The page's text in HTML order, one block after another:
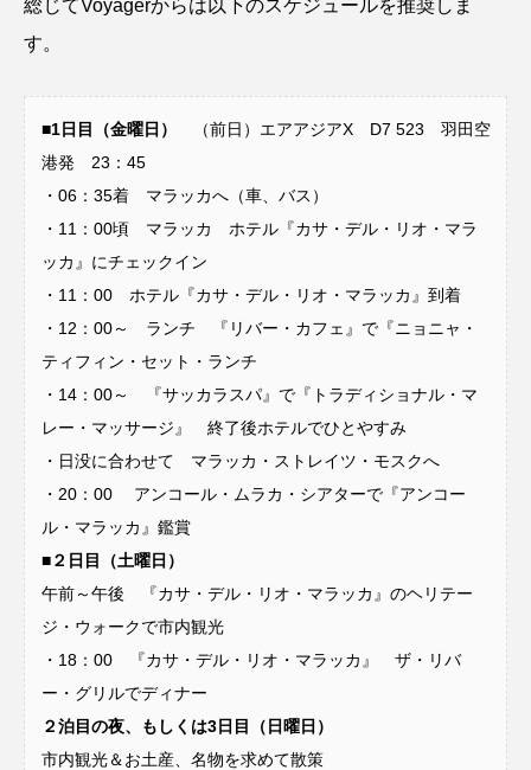
総じてVoyagerからは以下のスケジュールを推奨しま
す。
■1日目（金曜日）
（前日）エアアジアX D7 523 羽田空
港発 23：45
・06：35着 マラッカへ（車、バス）
・11：00頃 マラッカ ホテル『カサ・デル・リオ・マラ
ッカ』にチェックイン
・11：00 ホテル『カサ・デル・リオ・マラッカ』到着
・12：00～ ランチ 『リバー・カフェ』で『ニョニャ・
ティフィン・セット・ランチ
・14：00～ 『サッカラスパ』で『トラディショナル・マ
レー・マッサージ』 終了後ホテルでひとやすみ
・日没に合わせて マラッカ・ストレイツ・モスクへ
・20：00 アンコール・ムラカ・シアターで『アンコー
ル・マラッカ』鑑賞
■２日目（土曜日）
午前～午後 『カサ・デル・リオ・マラッカ』のヘリテー
ジ・ウォークで市内観光
・18：00 『カサ・デル・リオ・マラッカ』 ザ・リバ
ー・グリルでディナー
２泊目の夜、もしくは3日目（日曜日）
市内観光＆お土産、名物を求めて散策